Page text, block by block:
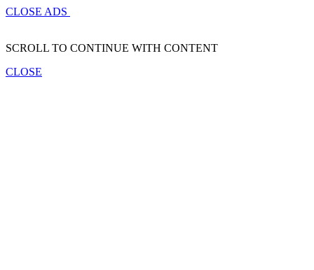
CLOSE ADS
SCROLL TO CONTINUE WITH CONTENT
CLOSE